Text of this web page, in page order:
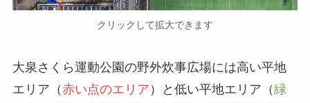
クリックして拡大できます
大泉さくら運動公園の野外炊事広場には高い平地
エリア（赤い点のエリア ）と低い平地エリア（緑